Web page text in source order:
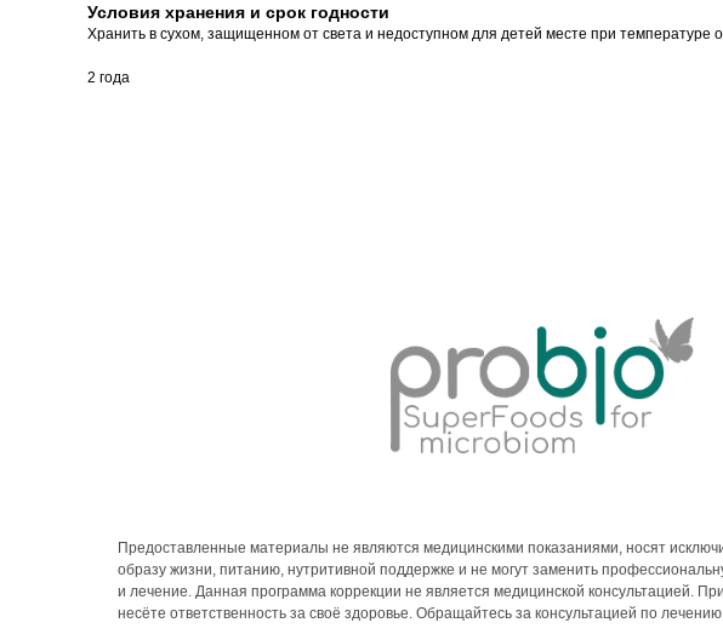
Условия хранения и срок годности
Хранить в сухом, защищенном от света и недоступном для детей месте при температуре
2 года
Предоставленные материалы не являются медицинскими показаниями, носят
образу жизни, питанию, нутритивной поддержке и не могут заменить
и лечение. Данная программа коррекции не является медицинской консультацией.
несёте ответственность за своё здоровье. Обращайтесь за консультацией по